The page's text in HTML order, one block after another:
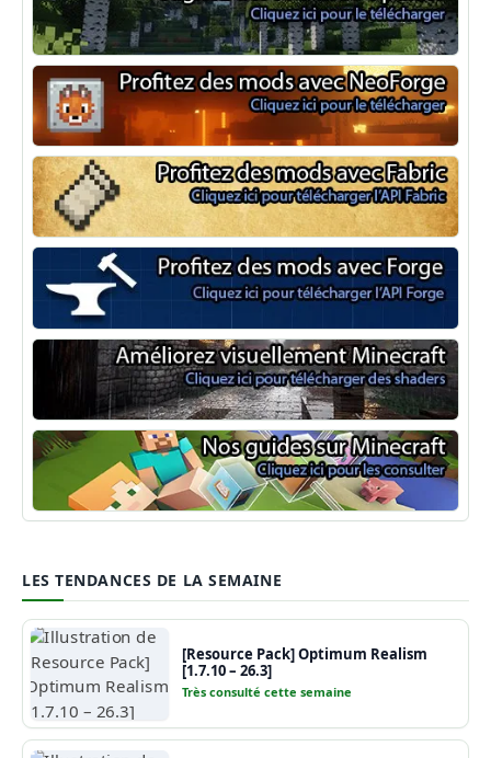
Optifine
NeoForge
Minecraft Fabric
Minecraft Forge
Shaders Minecraft
Guide Minecraft
LES TENDANCES DE LA SEMAINE
[Resource Pack] Optimum Realism
[1.7.10 – 26.3]
Très consulté cette semaine